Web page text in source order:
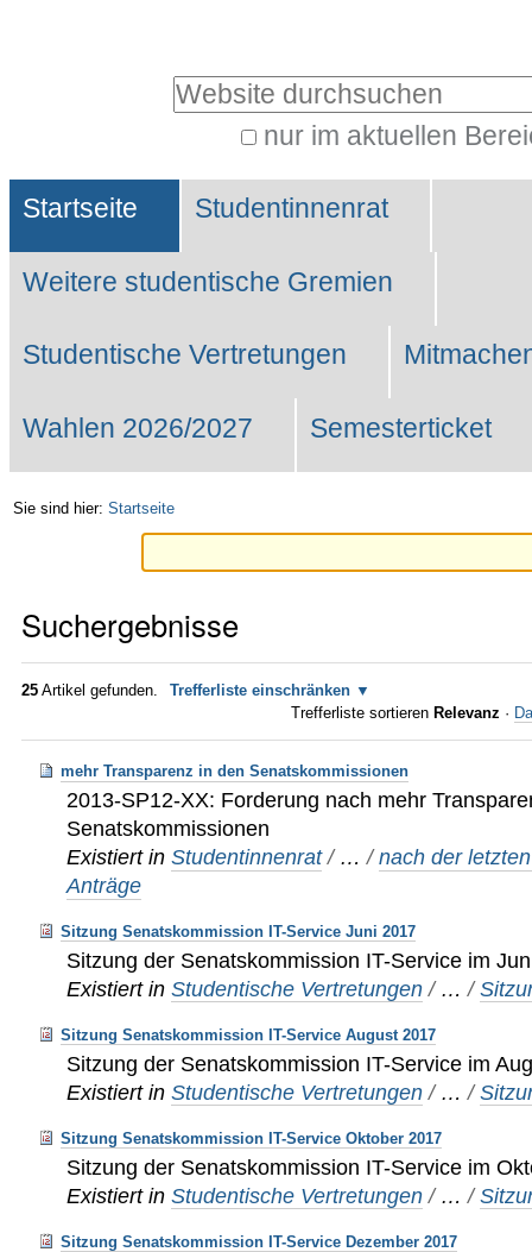
Website durchsuchen
nur im aktuellen
Suche…
Sektionen
Startseite Studentinnenrat
Weitere studentische Gremien
Studentische Vertretungen
Wahlen 2026/2027 Semesterticket
Sie sind hier: Startseite
Suchergebnisse
25 Artikel gefunden.
Trefferliste einschränken
Trefferliste sortieren Relevanz ·
mehr Transparenz in den Senatskommissionen
2013-SP12-XX: Forderung nach mehr
Senatskommissionen
Existiert in Studentinnenrat / …/nach der
Anträge
Sitzung Senatskommission IT-Service Juni 2017
Sitzung der Senatskommission IT-Service im
Existiert in Studentische Vertretungen / …/
Sitzung Senatskommission IT-Service August 2017
Sitzung der Senatskommission IT-Service im
Existiert in Studentische Vertretungen / …/
Sitzung Senatskommission IT-Service Oktober 2017
Sitzung der Senatskommission IT-Service im
Existiert in Studentische Vertretungen / …/
Sitzung Senatskommission IT-Service Dezember 2017